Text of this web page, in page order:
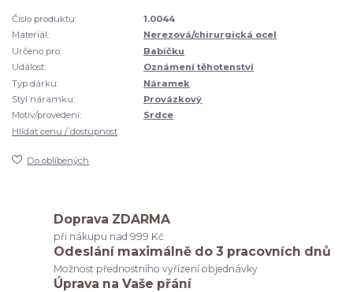
Číslo produktu:
1.0044
Materiál:
Nerezová/chirurgická ocel
Určeno pro:
Babičku
Událost:
Oznámení těhotenství
Typ dárku:
Náramek
Styl náramku:
Provázkový
Motiv/provedení:
Srdce
Hlídat cenu / dostupnost
Do oblíbených
Doprava ZDARMA
při nákupu nad 999 Kč
Odeslání maximálně do 3 pracovních dnů
Možnost přednostního vyřízení objednávky
Úprava na Vaše přání